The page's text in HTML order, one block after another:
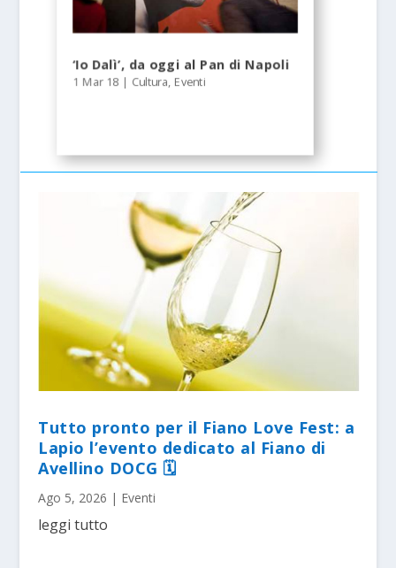
‘Io Dalì’, da oggi al Pan di Napoli
1 Mar 18 | Cultura, Eventi
Tutto pronto per il Fiano Love Fest: a
Lapio l’evento dedicato al Fiano di
Avellino DOCG 🗓
Ago 5, 2026 | Eventi
leggi tutto